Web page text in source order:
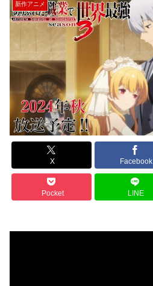
新作アニメ
X Facebook
Pocket LINE